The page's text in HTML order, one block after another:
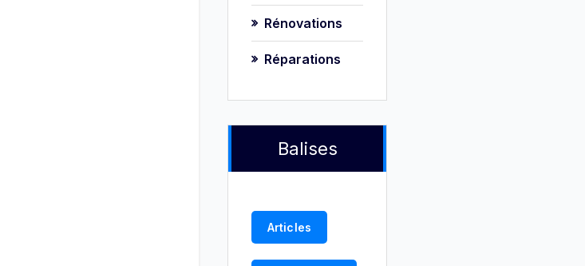
Rénovations
Réparations
Balises
Articles